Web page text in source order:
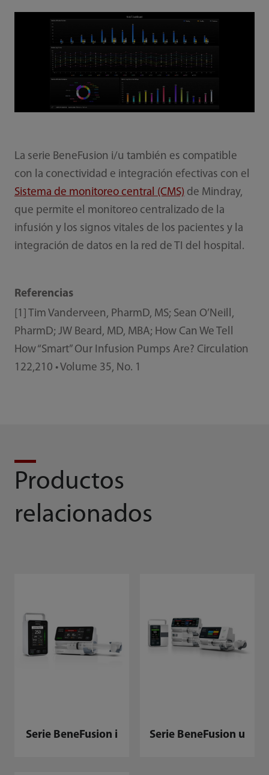
La serie BeneFusion i/u también es compatible
con la conectividad e integración efectivas con el
Sistema de monitoreo central (CMS) de Mindray,
que permite el monitoreo centralizado de la
infusión y los signos vitales de los pacientes y la
integración de datos en la red de TI del hospital.
Referencias
[1] Tim Vanderveen, PharmD, MS; Sean O’Neill,
PharmD; JW Beard, MD, MBA; How Can We Tell
How “Smart” Our Infusion Pumps Are? Circulation
122,210 • Volume 35, No. 1
Productos
relacionados
Serie BeneFusion i Serie BeneFusion u